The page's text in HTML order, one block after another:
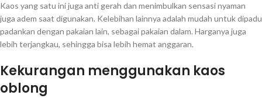
Kaos yang satu ini juga anti gerah dan menimbulkan sensasi nyaman
juga adem saat digunakan. Kelebihan lainnya adalah mudah untuk dipadu
padankan dengan pakaian lain, sebagai pakaian dalam. Harganya juga
lebih terjangkau, sehingga bisa lebih hemat anggaran.
Kekurangan menggunakan kaos
oblong